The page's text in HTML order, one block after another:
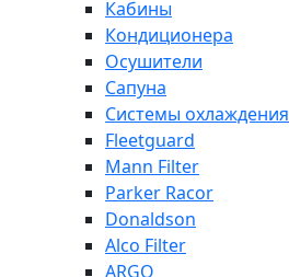
Кабины
Кондиционера
Осушители
Сапуна
Системы охлаждения
Fleetguard
Mann Filter
Parker Racor
Donaldson
Alco Filter
ARGO